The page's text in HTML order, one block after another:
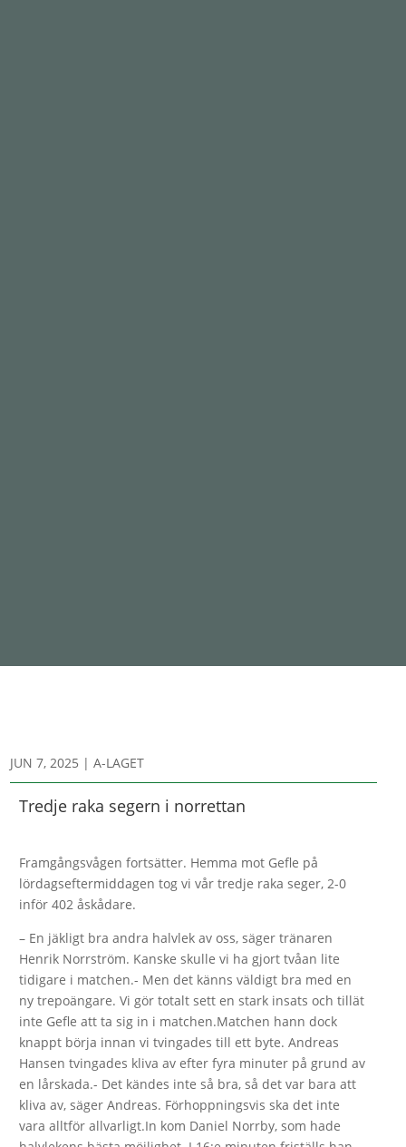
JUN 7, 2025 |A-LAGET
Tredje raka segern i norrettan
Framgångsvågen fortsätter. Hemma mot Gefle på
lördagseftermiddagen tog vi vår tredje raka seger, 2-0
inför 402 åskådare.
– En jäkligt bra andra halvlek av oss, säger tränaren
Henrik Norrström. Kanske skulle vi ha gjort tvåan lite
tidigare i matchen.- Men det känns väldigt bra med en
ny trepoängare. Vi gör totalt sett en stark insats och tillät
inte Gefle att ta sig in i matchen.Matchen hann dock
knappt börja innan vi tvingades till ett byte. Andreas
Hansen tvingades kliva av efter fyra minuter på grund av
en lårskada.- Det kändes inte så bra, så det var bara att
kliva av, säger Andreas. Förhoppningsvis ska det inte
vara alltför allvarligt.In kom Daniel Norrby, som hade